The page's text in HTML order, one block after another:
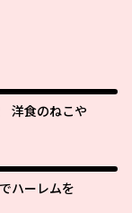
洋食のねこや
ハーレムを